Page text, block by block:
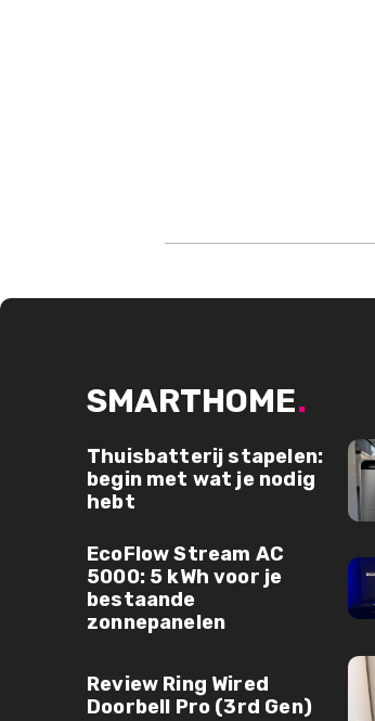
SMARTHOME.
Thuisbatterij stapelen:
begin met wat je nodig
hebt
EcoFlow Stream AC
5000: 5 kWh voor je
bestaande
zonnepanelen
Review Ring Wired
Doorbell Pro (3rd Gen)